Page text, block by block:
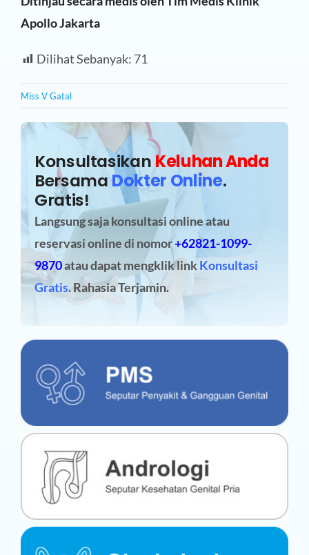
Apollo Jakarta
Dilihat Sebanyak: 71
Miss V Gatal
KonsultasikanKeluhan Anda
BersamaDokter Online.
Gratis!
Langsung saja konsultasi online atau
reservasi onlinedi nomor+62821-1099-
9870atau dapat mengklik linkKonsultasi
Gratis. Rahasia Terjamin.